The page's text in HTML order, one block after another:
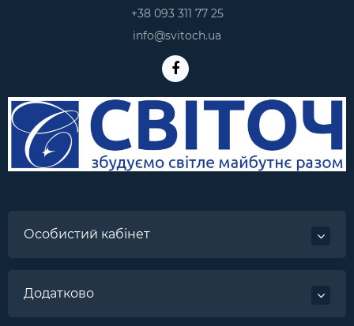
+38 093 311 77 25
info@svitoch.ua
Особистий кабінет
Додатково